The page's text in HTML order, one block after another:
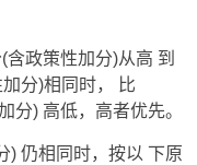
政策性加分)从高 到
分)相同时， 比
分) 高低，高者优先。
) 仍相同时，按以 下原